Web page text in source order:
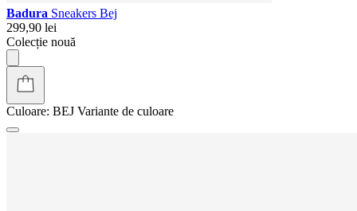
Badura Sneakers Bej
299,90 lei
Colecție nouă
Culoare: BEJ Variante de culoare